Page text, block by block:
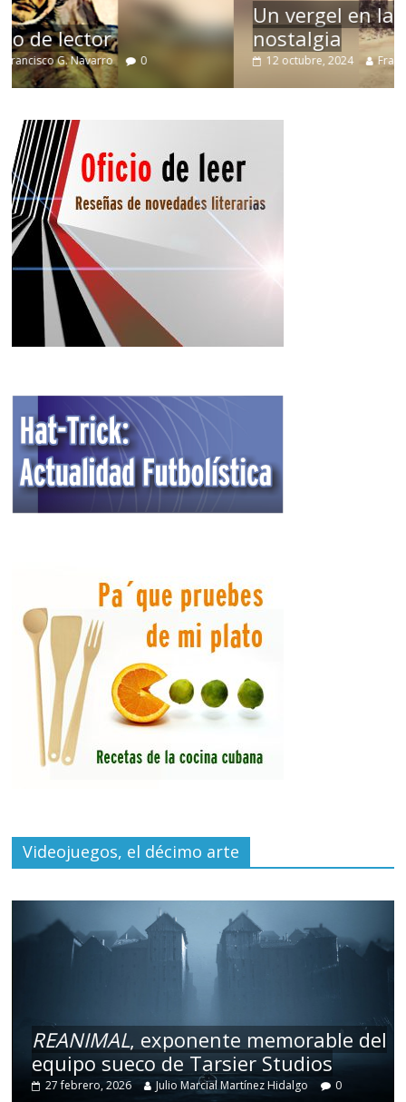
Un vergel en las nieblas de la
nostalgia
12 octubre, 2024 Francisco G. Navarro 0
Videojuegos, el décimo arte
REANIMAL, exponente memorable del
equipo sueco de Tarsier Studios
27 febrero, 2026 Julio Marcial Martínez Hidalgo 0